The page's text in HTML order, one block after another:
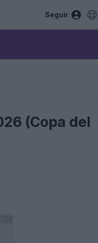
Seguir
(Copa del